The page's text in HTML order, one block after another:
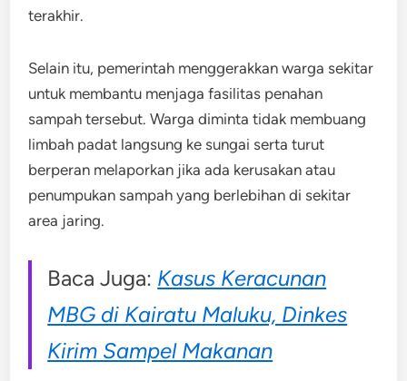
terakhir.
Selain itu, pemerintah menggerakkan warga sekitar
untuk membantu menjaga fasilitas penahan
sampah tersebut. Warga diminta tidak membuang
limbah padat langsung ke sungai serta turut
berperan melaporkan jika ada kerusakan atau
penumpukan sampah yang berlebihan di sekitar
area jaring.
Baca Juga: Kasus Keracunan
MBG di Kairatu Maluku, Dinkes
Kirim Sampel Makanan